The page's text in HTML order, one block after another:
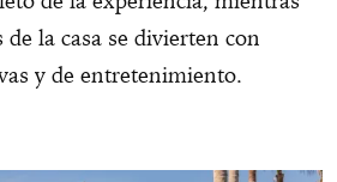
la casa se divierten con
y de entretenimiento.